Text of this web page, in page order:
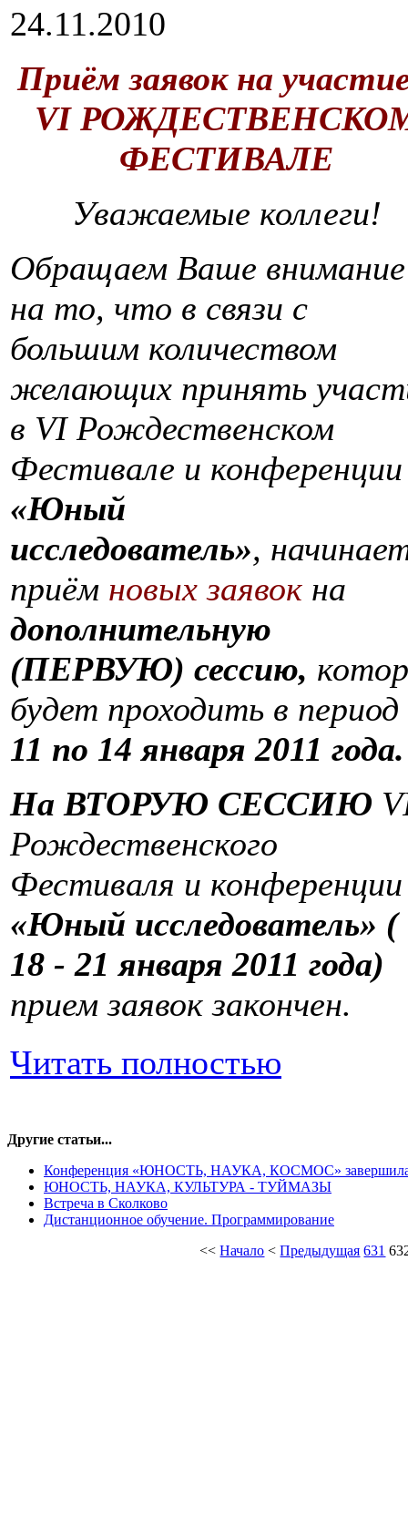
24.11.2010
Приём заявок на
VI
ФЕСТИВАЛЕ
Уважаемые коллеги!
Обращаем Ваше внимание
на то, что в связи с
большим количеством
желающих принять
в VI Рождественском
Фестивале и конференции
«Юный
исследователь»,
приём новых заявок на
дополнительную
(ПЕРВУЮ) сессию,
будет проходить в период
11 по 14 января 2011 года.
На ВТОРУЮ СЕССИЮ
Рождественского
Фестиваля и конференции
«Юный исследователь» (
18 - 21 января 2011 года)
прием заявок закончен.
Читать полностью
Другие статьи...
Конференция «ЮНОСТЬ, НАУКА, КОСМОС» завершила
ЮНОСТЬ, НАУКА, КУЛЬТУРА - ТУЙМАЗЫ
Встреча в Сколково
Дистанционное обучение. Программирование
<<Начало <Предыдущая 631